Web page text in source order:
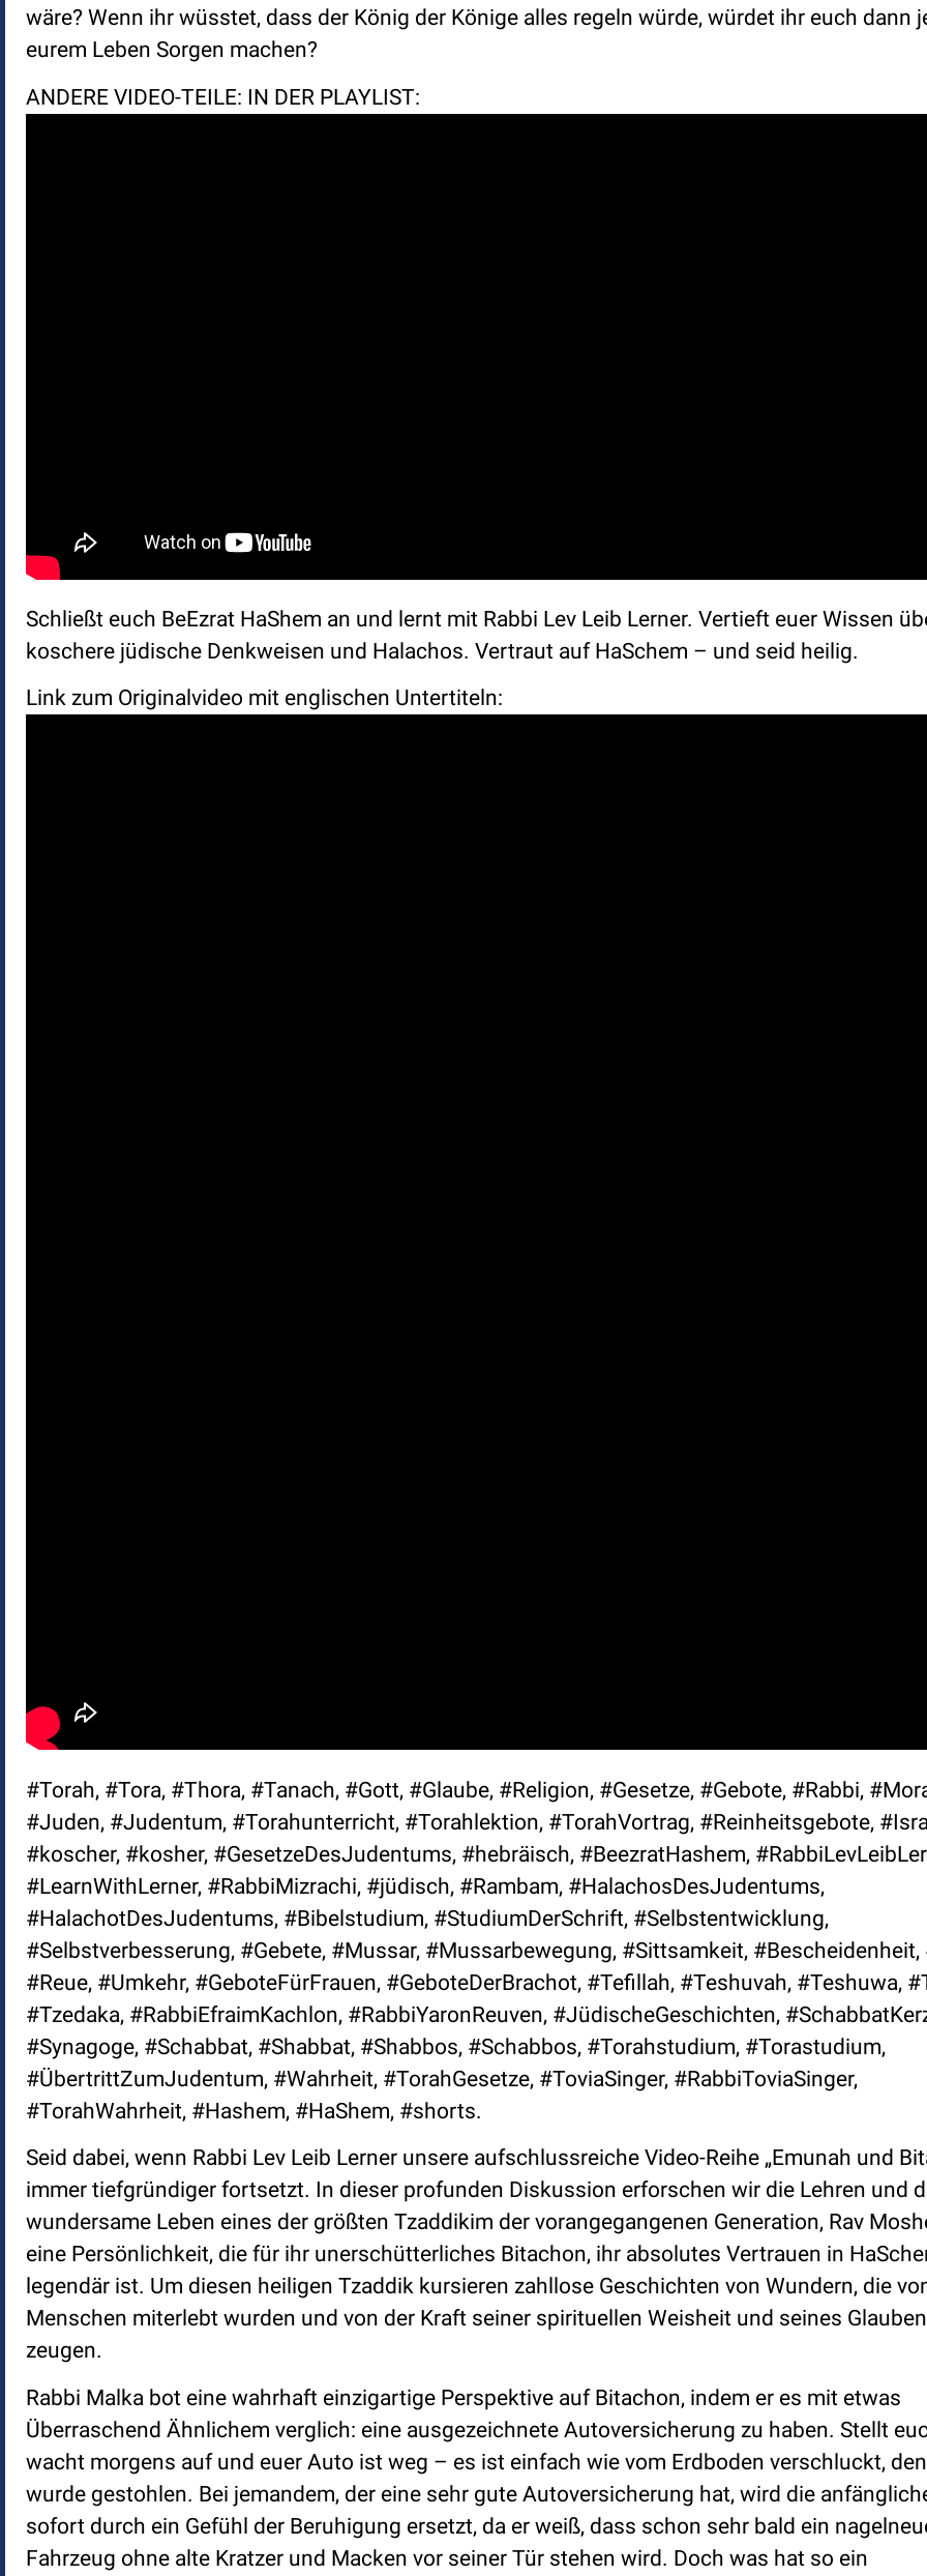
wäre? Wenn ihr wüsstet, dass der König der Könige alles regeln würde, würdet ihr euch dann
eurem Leben Sorgen machen?
ANDERE VIDEO-TEILE: IN DER PLAYLIST:
Schließt euch BeEzrat HaShem an und lernt mit Rabbi Lev Leib Lerner. Vertieft euer Wissen
koschere jüdische Denkweisen und Halachos. Vertraut auf HaSchem – und seid heilig.
Link zum Originalvideo mit englischen Untertiteln:
#Torah, #Tora, #Thora, #Tanach, #Gott, #Glaube, #Religion, #Gesetze, #Gebote, #Rabbi,
#Juden, #Judentum, #Torahunterricht, #Torahlektion, #TorahVortrag, #Reinheitsgebote,
#koscher, #kosher, #GesetzeDesJudentums, #hebräisch, #BeezratHashem,
#LearnWithLerner, #RabbiMizrachi, #jüdisch, #Rambam, #HalachosDesJudentums,
#HalachotDesJudentums, #Bibelstudium, #StudiumDerSchrift, #Selbstentwicklung,
#Selbstverbesserung, #Gebete, #Mussar, #Mussarbewegung, #Sittsamkeit, #Bescheidenheit,
#Reue, #Umkehr, #GeboteFürFrauen, #GeboteDerBrachot, #Tefillah, #Teshuvah, #Teshuwa,
#Tzedaka, #RabbiEfraimKachlon, #RabbiYaronReuven, #JüdischeGeschichten,
#Synagoge, #Schabbat, #Shabbat, #Shabbos, #Schabbos, #Torahstudium, #Torastudium,
#ÜbertrittZumJudentum, #Wahrheit, #TorahGesetze, #ToviaSinger, #RabbiToviaSinger,
#TorahWahrheit, #Hashem, #HaShem, #shorts.
Seid dabei, wenn Rabbi Lev Leib Lerner unsere aufschlussreiche Video-Reihe „Emunah und
immer tiefgründiger fortsetzt. In dieser profunden Diskussion erforschen wir die Lehren und
wundersame Leben eines der größten Tzaddikim der vorangegangenen Generation, Rav
eine Persönlichkeit, die für ihr unerschütterliches Bitachon, ihr absolutes Vertrauen in
legendär ist. Um diesen heiligen Tzaddik kursieren zahllose Geschichten von Wundern, die
Menschen miterlebt wurden und von der Kraft seiner spirituellen Weisheit und seines
zeugen.
Rabbi Malka bot eine wahrhaft einzigartige Perspektive auf Bitachon, indem er es mit etwas
Überraschend Ähnlichem verglich: eine ausgezeichnete Autoversicherung zu haben. Stellt
wacht morgens auf und euer Auto ist weg – es ist einfach wie vom Erdboden verschluckt,
wurde gestohlen. Bei jemandem, der eine sehr gute Autoversicherung hat, wird die
sofort durch ein Gefühl der Beruhigung ersetzt, da er weiß, dass schon sehr bald ein
Fahrzeug ohne alte Kratzer und Macken vor seiner Tür stehen wird. Doch was hat so ein